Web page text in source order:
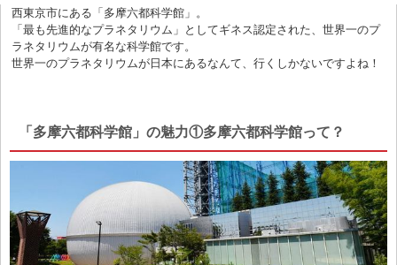
西東京市にある「多摩六都科学館」。
「最も先進的なプラネタリウム」としてギネス認定された、世界一のプ
ラネタリウムが有名な科学館です。
世界一のプラネタリウムが日本にあるなんて、行くしかないですよね！
「多摩六都科学館」の魅力①多摩六都科学館って？